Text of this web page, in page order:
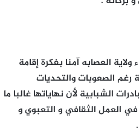
العصابه آمنا بفكرة إقامة
رغم الصعوبات والتحديات
الشبابية لأن نهاياتها غالبا ما
العمل الثقافي و التعبوي و